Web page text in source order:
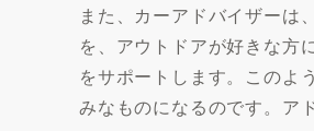
また、カーアドバイザーは
を、アウトドアが好きな方
をサポートします。このよ
みなものになるのです。ア